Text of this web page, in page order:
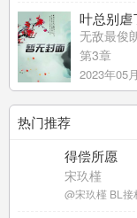
叶总别虐
无敌最俊
第3章
2023年05
热门推荐
得偿所愿
宋玖槿
@宋玖槿 BL